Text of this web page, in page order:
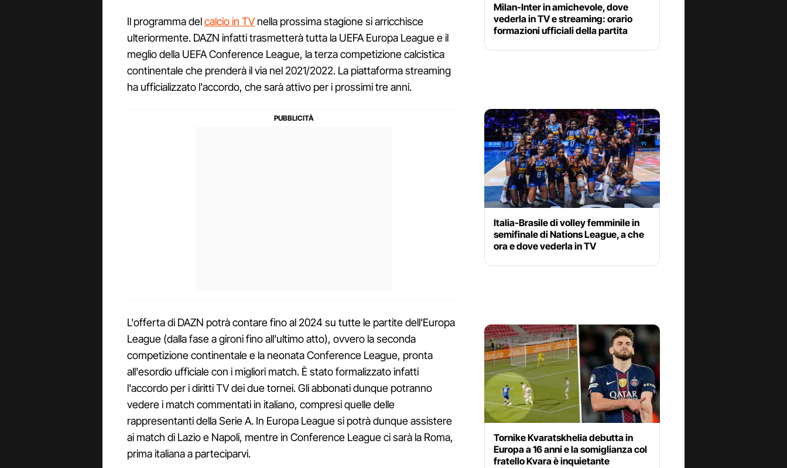
Il programma delcalcio in TV nella prossima stagione si arricchisce
ulteriormente. DAZN infatti trasmetterà tutta la UEFA Europa League e il
meglio della UEFA Conference League, la terza competizione calcistica
continentale che prenderà il via nel 2021/2022. La piattaforma streaming
ha ufficializzato l'accordo, che sarà attivo per i prossimi tre anni.
L'offerta di DAZN potrà contare fino al 2024 su tutte le partite dell'Europa
League (dalla fase a gironi fino all'ultimo atto), ovvero la seconda
competizione continentale e la neonata Conference League, pronta
all'esordio ufficiale con i migliori match. È stato formalizzato infatti
l'accordo per i diritti TV dei due tornei. Gli abbonati dunque potranno
vedere i match commentati in italiano, compresi quelle delle
rappresentanti della Serie A. In Europa League si potrà dunque assistere
ai match di Lazio e Napoli, mentre in Conference League ci sarà la Roma,
prima italiana a parteciparvi.
Milan-Inter in amichevole, dove
vederla in TV e streaming: orario
formazioni ufficiali della partita
Italia-Brasile di volley femminile in
semifinale di Nations League, a che
ora e dove vederla in TV
Tornike Kvaratskhelia debutta in
Europa a 16 anni e la somiglianza col
fratello Kvara è inquietante